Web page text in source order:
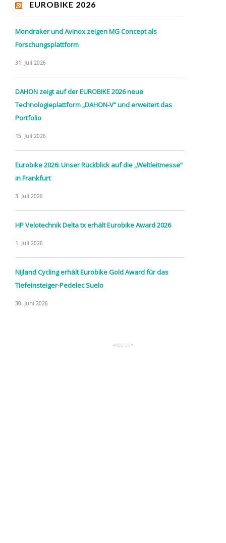
EUROBIKE 2026
Mondraker und Avinox zeigen MG Concept als
Forschungsplattform
31. Juli 2026
DAHON zeigt auf der EUROBIKE 2026 neue
Technologieplattform „DAHON-V“ und erweitert das
Portfolio
15. Juli 2026
Eurobike 2026: Unser Rückblick auf die „Weltleitmesse“
in Frankfurt
3. Juli 2026
HP Velotechnik Delta tx erhält Eurobike Award 2026
1. Juli 2026
Nijland Cycling erhält Eurobike Gold Award für das
Tiefeinsteiger-Pedelec Suelo
30. Juni 2026